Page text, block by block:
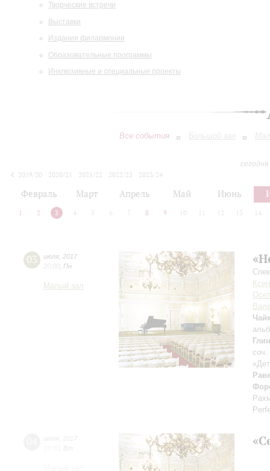
Творческие встречи
Выставки
Издания филармонии
Образовательные программы
Инклюзивные и специальные проекты
Все события Большой зал
2019/20
2020/21 2021/22 2022/23
2023/24
Февраль Март Апрель Май Июнь
1 2 3 4 5 6 7 8 9 10 12 13 14
03 июля 2017
20:00 Пн
Малый зал